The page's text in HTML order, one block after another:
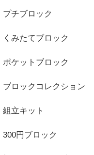
プチブロック
くみたてブロック
ポケットブロック
ブロックコレクション
組立キット
300円ブロック